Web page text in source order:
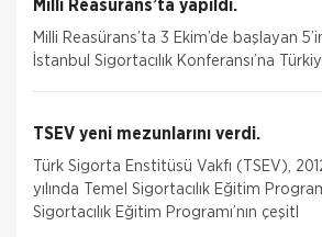
Milli Reasürans’ta yapıldı.
Milli Reasürans’ta 3 Ekim’de başlayan
İstanbul Sigortacılık Konferansı’na
TSEV yeni mezunlarını verdi.
Türk Sigorta Enstitüsü Vakfı (TSEV),
yılında Temel Sigortacılık Eğitim
Sigortacılık Eğitim Programı’nın çeşitl